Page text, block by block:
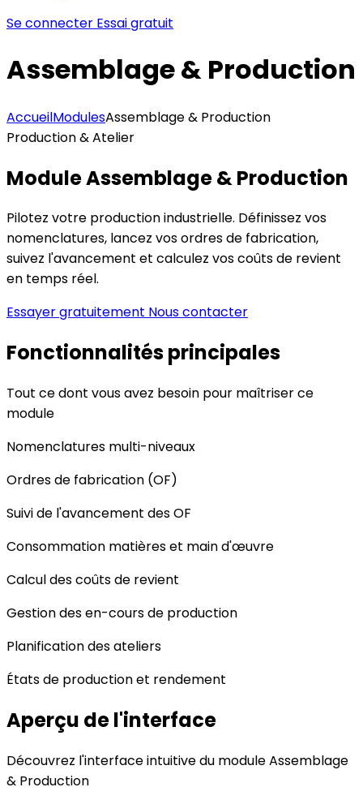
Se connecter Essai gratuit
Assemblage & Production
AccueilModulesAssemblage & Production
Production & Atelier
Module Assemblage & Production
Pilotez votre production industrielle. Définissez vos
nomenclatures, lancez vos ordres de fabrication,
suivez l'avancement et calculez vos coûts de revient
en temps réel.
Essayer gratuitement Nous contacter
Fonctionnalités principales
Tout ce dont vous avez besoin pour maîtriser ce
module
Nomenclatures multi-niveaux
Ordres de fabrication (OF)
Suivi de l'avancement des OF
Consommation matières et main d'œuvre
Calcul des coûts de revient
Gestion des en-cours de production
Planification des ateliers
États de production et rendement
Aperçu de l'interface
Découvrez l'interface intuitive du module Assemblage
& Production